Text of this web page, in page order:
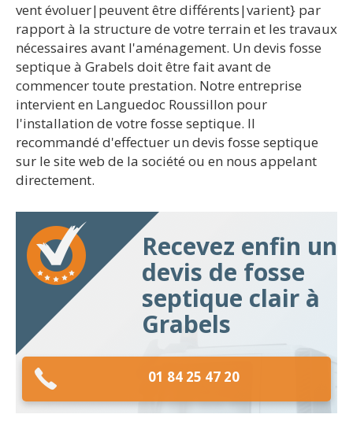
vent évoluer|peuvent être différents|varient} par
rapport à la structure de votre terrain et les travaux
nécessaires avant l'aménagement. Un devis fosse
septique à Grabels doit être fait avant de
commencer toute prestation. Notre entreprise
intervient en Languedoc Roussillon pour
l'installation de votre fosse septique. Il
recommandé d'effectuer un devis fosse septique
sur le site web de la société ou en nous appelant
directement.
Recevez enfin un
devis de fosse
septique clair à
Grabels
01 84 25 47 20